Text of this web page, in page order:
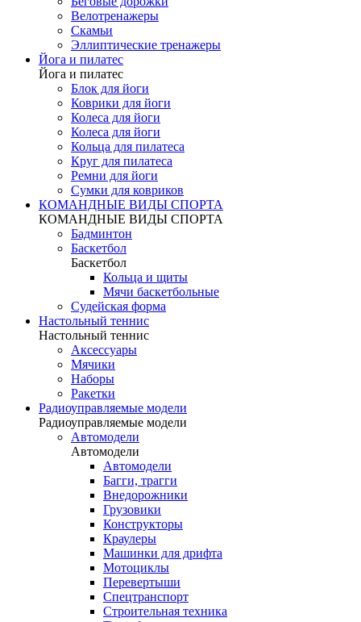
Велотренажеры
Скамьи
Эллиптические тренажеры
Йога и пилатес
Йога и пилатес
Блок для йоги
Коврики для йоги
Колеса для йоги
Колеса для йоги
Кольца для пилатеса
Круг для пилатеса
Ремни для йоги
Сумки для ковриков
КОМАНДНЫЕ ВИДЫ СПОРТА
КОМАНДНЫЕ ВИДЫ СПОРТА
Бадминтон
Баскетбол
Баскетбол
Кольца и щиты
Мячи баскетбольные
Судейская форма
Настольный теннис
Настольный теннис
Аксессуары
Мячики
Наборы
Ракетки
Радиоуправляемые модели
Радиоуправляемые модели
Автомодели
Автомодели
Автомодели
Багги, трагги
Внедорожники
Грузовики
Конструкторы
Краулеры
Машинки для дрифта
Мотоциклы
Перевертыши
Спецтранспорт
Строительная техника